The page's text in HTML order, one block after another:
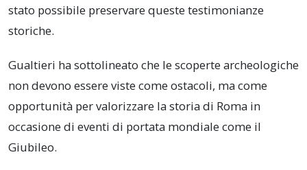
stato possibile preservare queste testimonianze
storiche.
Gualtieri ha sottolineato che le scoperte archeologiche
non devono essere viste come ostacoli, ma come
opportunità per valorizzare la storia di Roma in
occasione di eventi di portata mondiale come il
Giubileo.